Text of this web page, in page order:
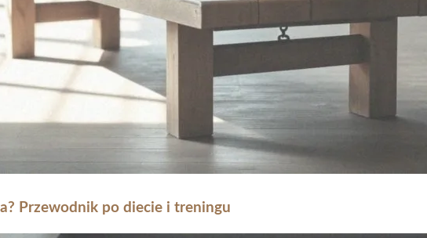
Przewodnik po diecie i treningu